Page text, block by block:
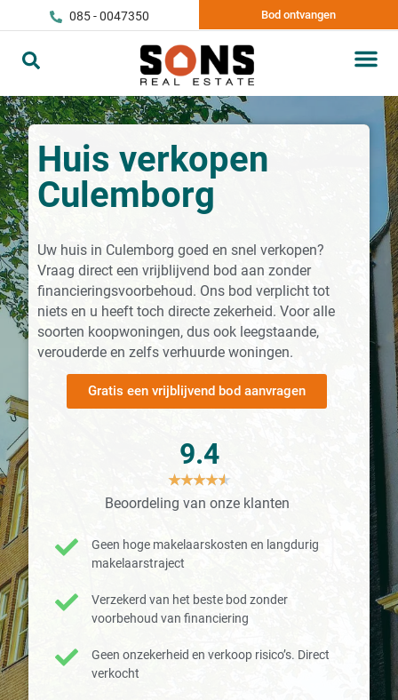
085 - 0047350 Bod ontvangen
Huis verkopen
Culemborg
Uw huis in Culemborg goed en snel verkopen?
Vraag direct een vrijblijvend bod aan zonder
financieringsvoorbehoud. Ons bod verplicht tot
niets en u heeft toch directe zekerheid. Voor alle
soorten koopwoningen, dus ook leegstaande,
verouderde en zelfs verhuurde woningen.
Gratis een vrijblijvend bod aanvragen
9.4
★★★★★
Beoordeling van onze klanten
Geen hoge makelaarskosten en langdurig
makelaarstraject
Verzekerd van het beste bod zonder
voorbehoud van financiering
Geen onzekerheid en verkoop risico’s. Direct
verkocht